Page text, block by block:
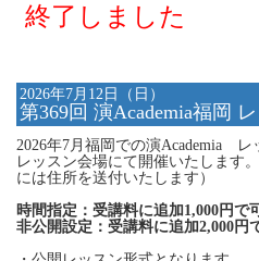
終了しました
2026年7月12日（日）
第369回 演Academia福岡
2026年7月福岡での演Academia
レッスン会場にて開催いたします
には住所を送付いたします）
時間指定：受講料に追加1,000円で
非公開設定：受講料に追加2,000円